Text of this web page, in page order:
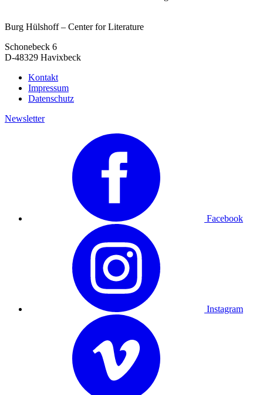
Burg Hülshoff – Center for Literature
Schonebeck 6
D-48329 Havixbeck
Kontakt
Impressum
Datenschutz
Newsletter
Facebook
Instagram